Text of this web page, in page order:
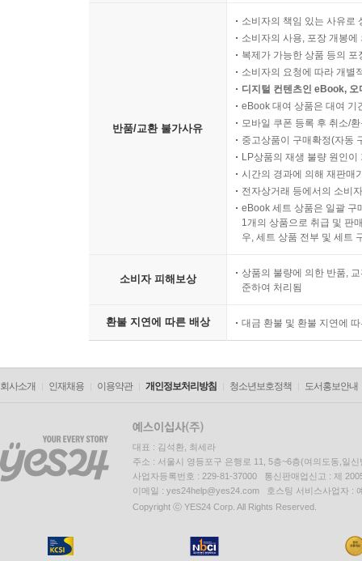
반품/교환 불가사유
소비자의 책임 있는 사유로
소비자의 사용, 포장 개봉
복제가 가능한 상품 등의
소비자의 요청에 따라 개별
디지털 컨텐츠인 eBook,
eBook 대여 상품은 대여 기
모바일 쿠폰 등록 후 취소/
중고상품이 구매확정(자동
LP상품의 재생 불량 원인
시간의 경과에 의해 재판매
전자상거래 등에서의 소비
eBook 세트 상품은 일괄 구
1개의 상품으로 취급 및 판
우, 세트 상품 전부 및 세트
소비자 피해보상
상품의 불량에 의한 반품,
준하여 처리됨
환불 지연에 따른 배상 대금 환불 및 환불 지연에
회사소개 인재채용 이용약관 개인정보처리방침 청소년보호정책 도서홍보안내
대표 : 김석환, 최세라
주소 : 서울시 영등포구 은행로 11, 5층~6층(여의도동,일신
사업자등록번호 : 229-81-37000 통신판매업신고 : 제
이메일 : yes24help@yes24.com 호스팅 서비스사업자 :
Copyright ⓒ YES24 Corp. All Rights Reserved.